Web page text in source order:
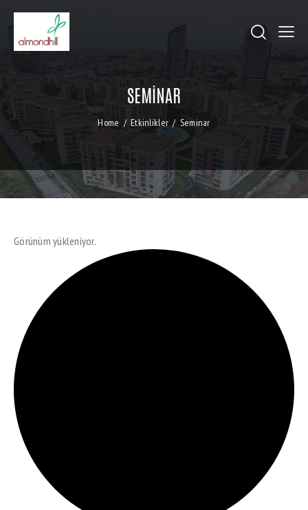
SEMINAR
Home Etkinlikler Seminar
Görünüm yükleniyor.